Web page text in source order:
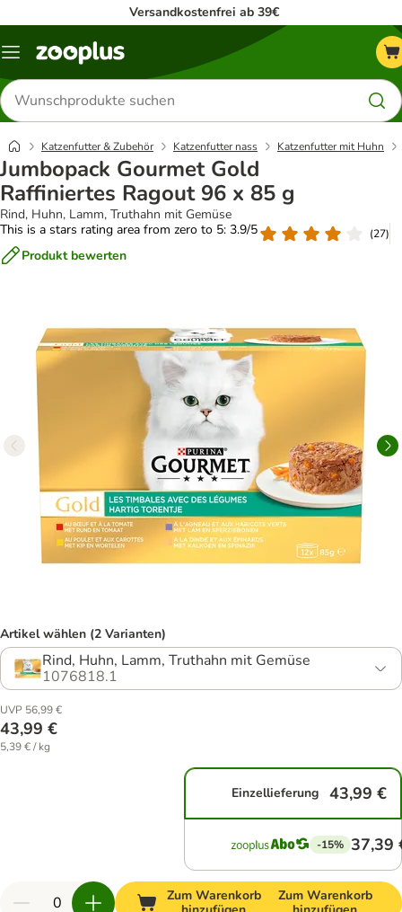
Versandkostenfrei ab 39€
Menü
Produkte
suchen
Katzenfutter & Zubehör Katzenfutter nass Katzenfutter mit Huhn
Jumbopack Gourmet Gold
Raffiniertes Ragout 96 x 85 g
Rind, Huhn, Lamm, Truthahn mit Gemüse
This is a stars rating area from zero to 5: 3.9/5
(27)
Produkt bewerten
Artikel wählen (2 Varianten)
Rind, Huhn, Lamm, Truthahn mit Gemüse
1076818.1
UVP 56,99 €
43,99 €
5,39 € / kg
Einzellieferung 43,99 €
-15% 37,39
Zum Warenkorb
Zum Warenkorb